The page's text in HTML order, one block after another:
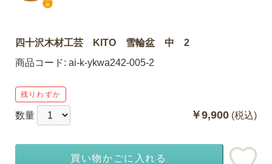
四十沢木材工芸 KITO 雪輪盆 中 2
商品コード: ai-k-ykwa242-005-2
残りわずか
￥9,900 (税込)
数量
買い物かごに入れる